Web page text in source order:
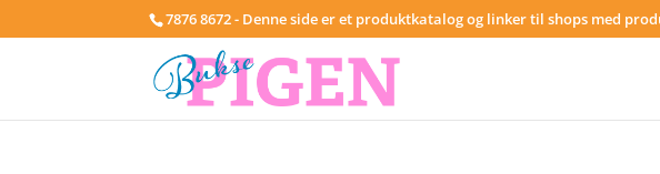
7876 8672 - Denne side er et produktkatalog og linker til shops med